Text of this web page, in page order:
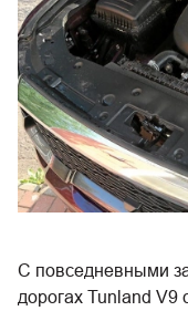
С повседневными
дорогах Tunland